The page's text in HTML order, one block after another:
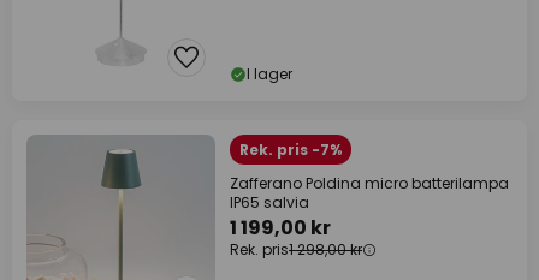
I lager
Rek. pris -7%
Zafferano Poldina micro batterilampa
IP65 salvia
1 199,00 kr
Rek. pris1 298,00 kr